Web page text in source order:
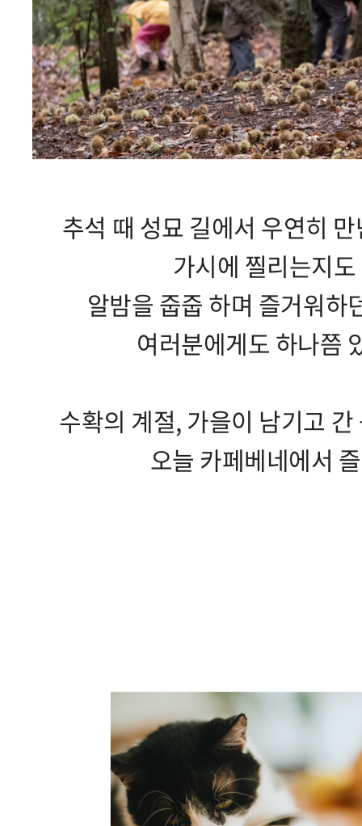
추석 때 성묘 길에서 우연히
가시에 찔리는지
알밤을 줍줍 하며 즐거워하
여러분에게도 하나쯤
수확의 계절, 가을이 남기고
오늘 카페베네에서